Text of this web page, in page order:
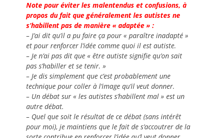
Note pour éviter les malentendus et confusions, à
propos du fait que généralement les autistes ne
s’habillent pas de manière « adaptée » :
– J’ai dit qu’il a pu faire ça pour « paraître inadapté »
et pour renforcer l’idée comme quoi il est autiste.
– Je n’ai pas dit que « être autiste signifie qu’on sait
pas s’habiller et se tenir. »
– Je dis simplement que c’est probablement une
technique pour coller à l’image qu’il veut donner.
– Un débat sur « les autistes s’habillent mal » est un
autre débat.
– Quel que soit le résultat de ce débat (sans intérêt
pour moi), je maintiens que le fait de s’accoutrer de la